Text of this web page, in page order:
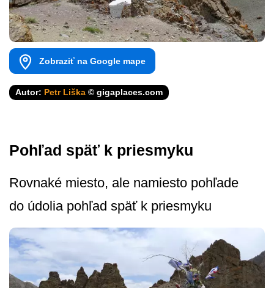
Zobraziť na Google mape
Autor: Petr Liška © gigaplaces.com
Pohľad späť k priesmyku
Rovnaké miesto, ale namiesto pohľade
do údolia pohľad späť k priesmyku